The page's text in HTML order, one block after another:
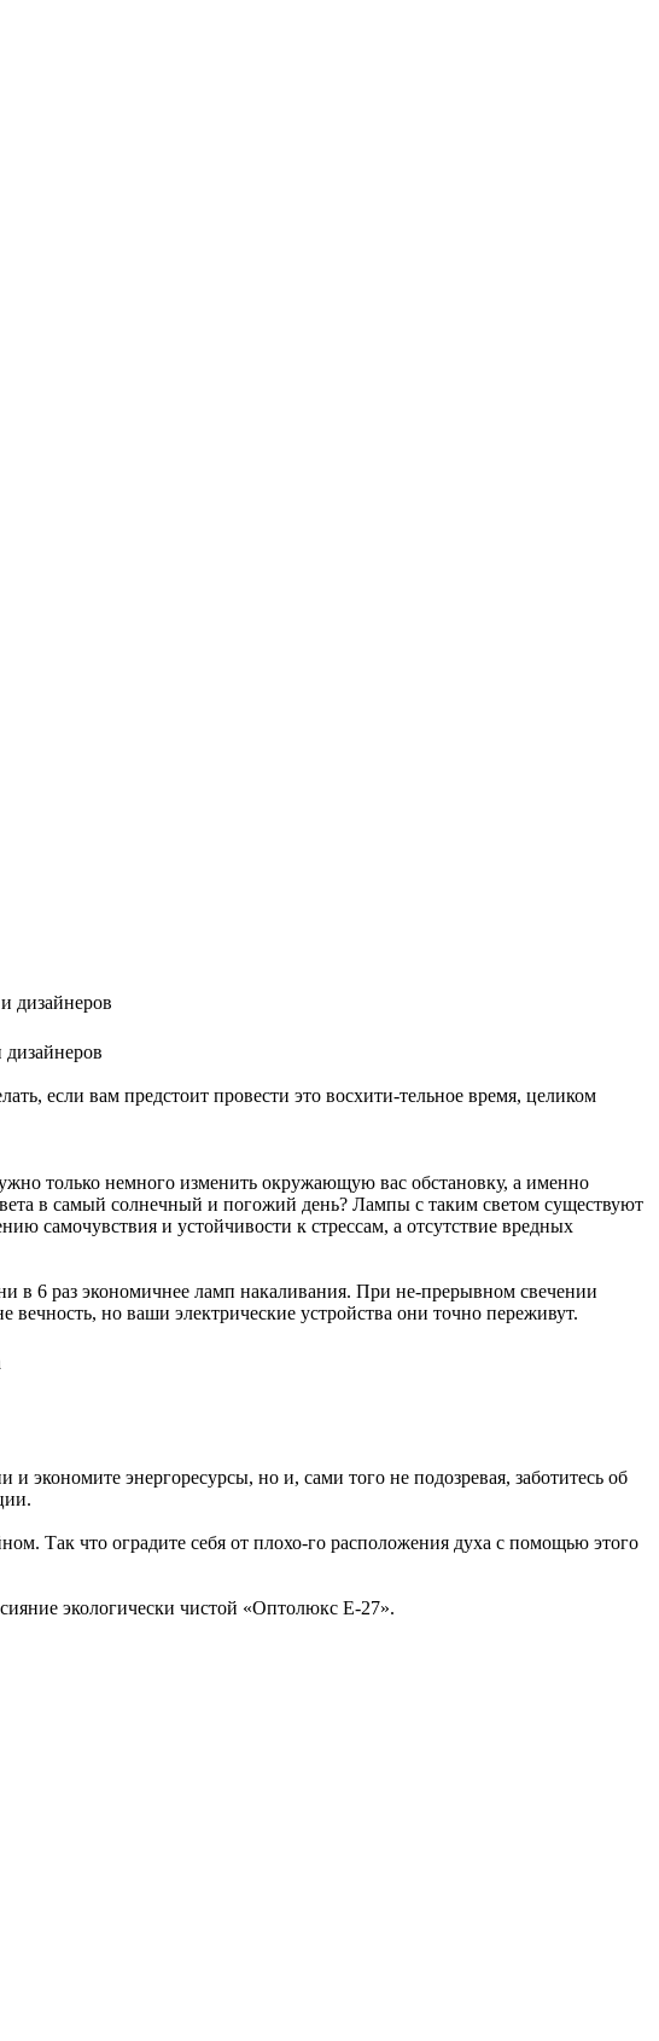
если вам предстоит провести это восхити-тельное время, целиком
только немного изменить окружающую вас обстановку, а именно
в самый солнечный и погожий день? Лампы с таким светом существуют
самочувствия и устойчивости к стрессам, а отсутствие вредных
в 6 раз экономичнее ламп накаливания. При не-прерывном свечении
но ваши электрические устройства они точно переживут.
экономите энергоресурсы, но и, сами того не подозревая, заботитесь об
Так что оградите себя от плохо-го расположения духа с помощью этого
экологически чистой «Оптолюкс Е-27».